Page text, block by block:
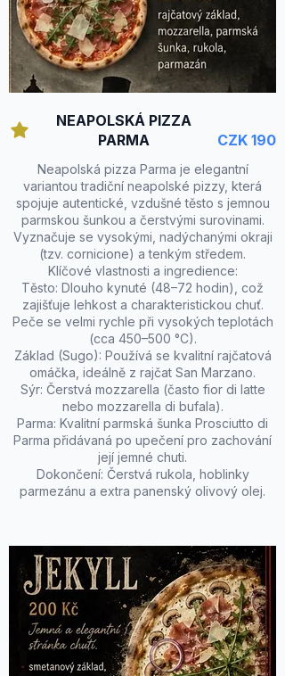
NEAPOLSKÁ PIZZA
PARMA
Neapolská pizza Parma je elegantní
variantou tradiční neapolské pizzy, která
spojuje autentické, vzdušné těsto s jemnou
parmskou šunkou a čerstvými surovinami.
Vyznačuje se vysokými, nadýchanými okraji
(tzv. cornicione) a tenkým středem.
Klíčové vlastnosti a ingredience:
Těsto: Dlouho kynuté (48–72 hodin), což
zajišťuje lehkost a charakteristickou chuť.
Peče se velmi rychle při vysokých teplotách
(cca 450–500 °C).
Základ (Sugo): Používá se kvalitní rajčatová
omáčka, ideálně z rajčat San Marzano.
Sýr: Čerstvá mozzarella (často fior di latte
nebo mozzarella di bufala).
Parma: Kvalitní parmská šunka Prosciutto di
Parma přidávaná po upečení pro zachování
její jemné chuti.
Dokončení: Čerstvá rukola, hoblinky
parmezánu a extra panenský olivový olej.
CZK 190